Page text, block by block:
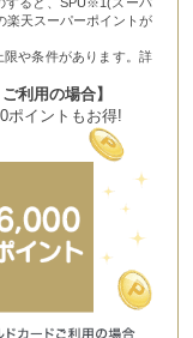
天スーパーポイントが
や条件があります。詳
利用の場合】
ポイントもお得!